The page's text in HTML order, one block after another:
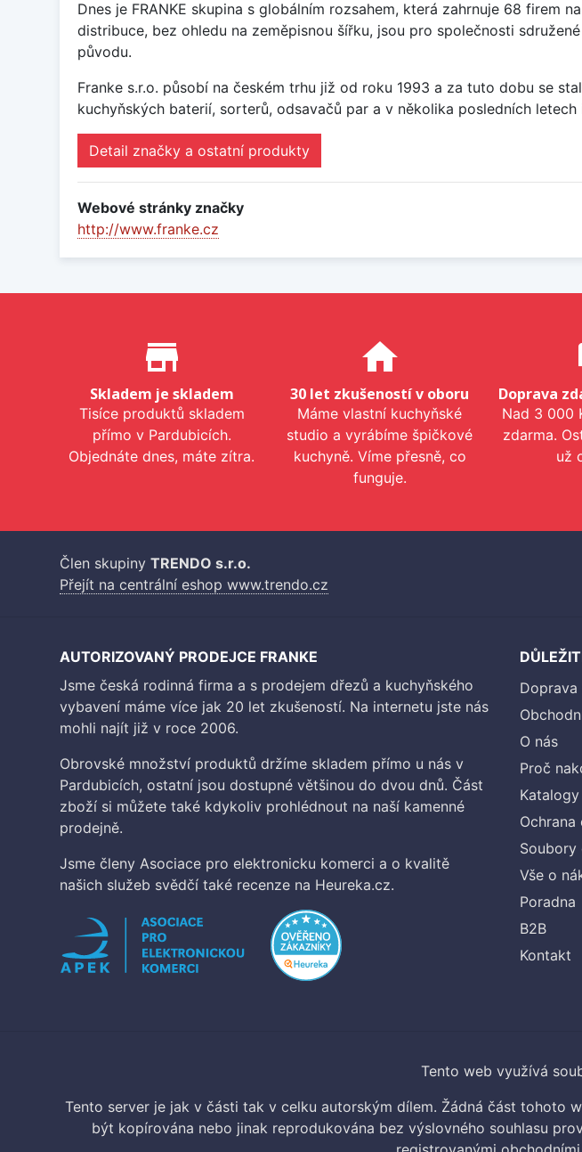
Dnes je FRANKE skupina s globálním rozsahem, která zahrnuje 68
distribuce, bez ohledu na zeměpisnou šířku, jsou pro společnosti
původu.
Franke s.r.o. působí na českém trhu již od roku 1993 a za tuto dobu se
kuchyňských baterií, sorterů, odsavačů par a v několika posledních
Detail značky a ostatní produkty
Webové stránky značky
http://www.franke.cz
Proč nakupovat u nás?
store_mall_directory
Skladem je skladem
Tisíce produktů skladem
přímo v Pardubicích.
Objednáte dnes, máte zítra.
home
30 let zkušeností v oboru
Máme vlastní kuchyňské
studio a vyrábíme špičkové
kuchyně. Víme přesně, co
funguje.
Doprava
Nad 3 000
zdarma.
už
Člen skupiny TRENDO s.r.o.
Přejít na centrální eshop www.trendo.cz
AUTORIZOVANÝ PRODEJCE FRANKE
Jsme česká rodinná firma a s prodejem dřezů a kuchyňského
vybavení máme více jak 20 let zkušeností. Na internetu jste nás
mohli najít již v roce 2006.
Obrovské množství produktů držíme skladem přímo u nás v
Pardubicích, ostatní jsou dostupné většinou do dvou dnů. Část
zboží si můžete také kdykoliv prohlédnout na naší kamenné
prodejně.
Jsme členy Asociace pro elektronicku komerci a o kvalitě
našich služeb svědčí také recenze na Heureka.cz.
O nás
Proč
Ochrana
Soubory
Vše o
Poradna
B2B
Kontakt
Tento web využívá
Tento server je jak v části tak v celku autorským dílem. Žádná část tohoto
být kopírována nebo jinak reprodukována bez výslovného souhlasu